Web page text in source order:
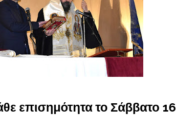
επισημότητα το Σάββατο 16